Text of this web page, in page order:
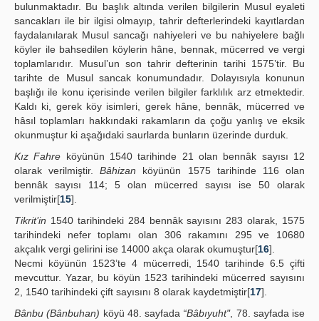
bulunmaktadır. Bu başlık altında verilen bilgilerin Musul eyaleti
sancakları ile bir ilgisi olmayıp, tahrir defterlerindeki kayıtlardan
faydalanılarak Musul sancağı nahiyeleri ve bu nahiyelere bağlı
köyler ile bahsedilen köylerin hâne, bennak, mücerred ve vergi
toplamlarıdır. Musul’un son tahrir defterinin tarihi 1575’tir. Bu
tarihte de Musul sancak konumundadır. Dolayısıyla konunun
başlığı ile konu içerisinde verilen bilgiler farklılık arz etmektedir.
Kaldı ki, gerek köy isimleri, gerek hâne, bennâk, mücerred ve
hâsıl toplamları hakkındaki rakamların da çoğu yanlış ve eksik
okunmuştur ki aşağıdaki saurlarda bunların üzerinde durduk.
Kız Fahre köyünün 1540 tarihinde 21 olan bennâk sayısı 12
olarak verilmiştir.Bâhizan köyünün 1575 tarihinde 116 olan
bennâk sayısı 114; 5 olan mücerred sayısı ise 50 olarak
verilmiştir[15].
Tikrit’in 1540 tarihindeki 284 bennâk sayısını 283 olarak, 1575
tarihindeki nefer toplamı olan 306 rakamını 295 ve 10680
akçalık vergi gelirini ise 14000 akça olarak okumuştur[16].
Necmi köyünün 1523’te 4 mücerredi, 1540 tarihinde 6.5 çifti
mevcuttur. Yazar, bu köyün 1523 tarihindeki mücerred sayısını
2, 1540 tarihindeki çift sayısını 8 olarak kaydetmiştir[17].
Bânbu (Bânbuhan) köyü 48. sayfada “Bâbıyuht", 78. sayfada ise